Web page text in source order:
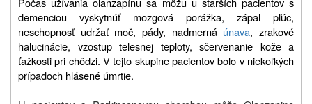
demenciou vyskytnúť mozgová porážka, zápal pľúc,
neschopnosť udržať moč, pády, nadmerná únava, zrakové
halucinácie, vzostup telesnej teploty, sčervenanie kože a
ťažkosti pri chôdzi. V tejto skupine pacientov bolo v niekoľkých
prípadoch hlásené úmrtie.